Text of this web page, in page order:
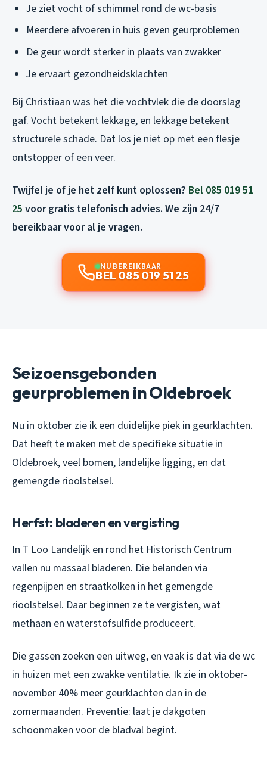
Je ziet vocht of schimmel rond de wc-basis
Meerdere afvoeren in huis geven geurproblemen
De geur wordt sterker in plaats van zwakker
Je ervaart gezondheidsklachten
Bij Christiaan was het die vochtvlek die de doorslag
gaf. Vocht betekent lekkage, en lekkage betekent
structurele schade. Dat los je niet op met een flesje
ontstopper of een veer.
Twijfel je of je het zelf kunt oplossen? Bel 085 019 51
25 voor gratis telefonisch advies. We zijn 24/7
bereikbaar voor al je vragen.
NU BEREIKBAAR
BEL 085 019 51 25
Seizoensgebonden
geurproblemen in Oldebroek
Nu in oktober zie ik een duidelijke piek in geurklachten.
Dat heeft te maken met de specifieke situatie in
Oldebroek, veel bomen, landelijke ligging, en dat
gemengde rioolstelsel.
Herfst: bladeren en vergisting
In T Loo Landelijk en rond het Historisch Centrum
vallen nu massaal bladeren. Die belanden via
regenpijpen en straatkolken in het gemengde
rioolstelsel. Daar beginnen ze te vergisten, wat
methaan en waterstofsulfide produceert.
Die gassen zoeken een uitweg, en vaak is dat via de wc
in huizen met een zwakke ventilatie. Ik zie in oktober-
november 40% meer geurklachten dan in de
zomermaanden. Preventie: laat je dakgoten
schoonmaken voor de bladval begint.